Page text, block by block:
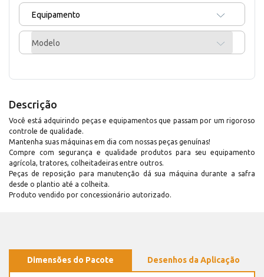
Equipamento
Modelo
Descrição
Você está adquirindo peças e equipamentos que passam por um rigoroso
controle de qualidade.
Mantenha suas máquinas em dia com nossas peças genuínas!
Compre com segurança e qualidade produtos para seu equipamento
agrícola, tratores, colheitadeiras entre outros.
Peças de reposição para manutenção dá sua máquina durante a safra
desde o plantio até a colheita.
Produto vendido por concessionário autorizado.
Dimensões do Pacote Desenhos da Aplicação